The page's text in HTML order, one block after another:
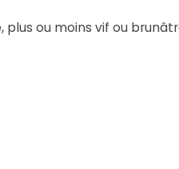
plus ou moins vif ou